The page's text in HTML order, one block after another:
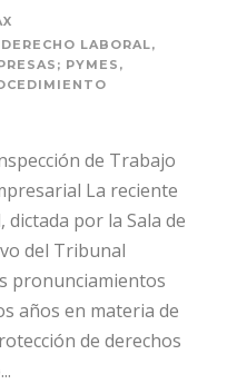
DERECHO LABORAL,
PYMES ,
de Trabajo
La reciente
dictada por la Sala de
del Tribunal
pronunciamientos
años en materia de
de derechos